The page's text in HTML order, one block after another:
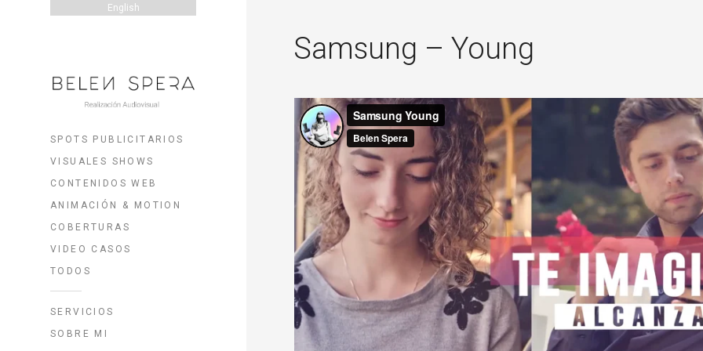
English
SPOTS PUBLICITARIOS
VISUALES SHOWS
CONTENIDOS WEB
ANIMACIÓN & MOTION
COBERTURAS
VIDEO CASOS
TODOS
SERVICIOS
SOBRE MI
Samsung – Young